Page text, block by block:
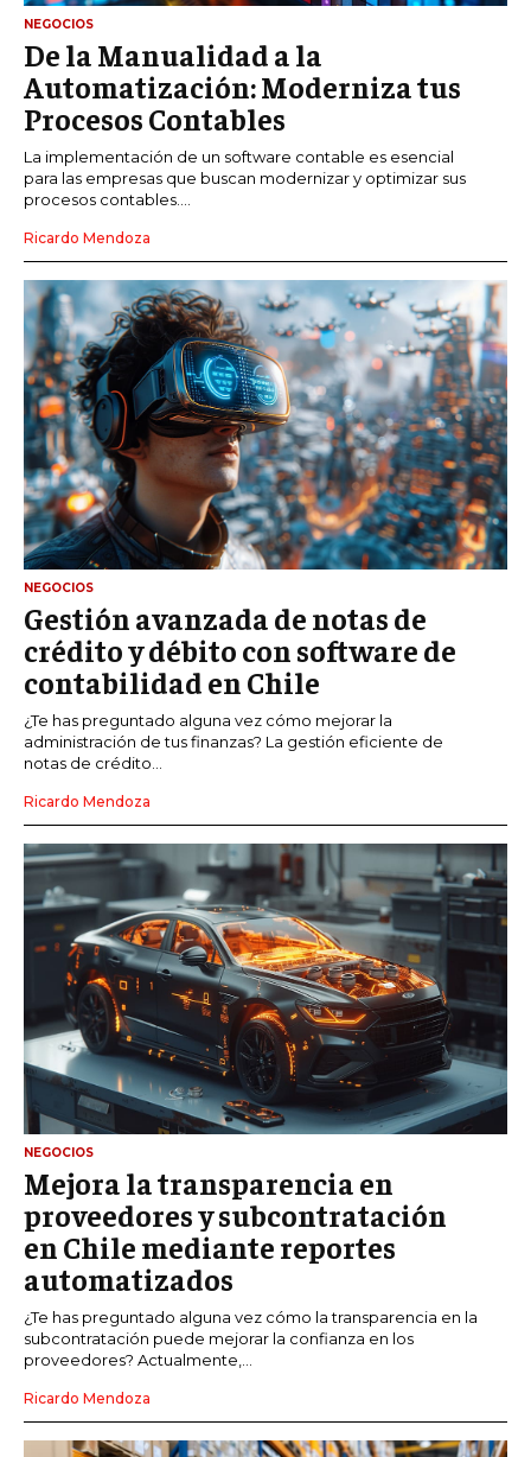
NEGOCIOS
De la Manualidad a la
Automatización: Moderniza tus
Procesos Contables
La implementación de un software contable es esencial
para las empresas que buscan modernizar y optimizar sus
procesos contables....
Ricardo Mendoza
NEGOCIOS
Gestión avanzada de notas de
crédito y débito con software de
contabilidad en Chile
¿Te has preguntado alguna vez cómo mejorar la
administración de tus finanzas? La gestión eficiente de
notas de crédito...
Ricardo Mendoza
NEGOCIOS
Mejora la transparencia en
proveedores y subcontratación
en Chile mediante reportes
automatizados
¿Te has preguntado alguna vez cómo la transparencia en la
subcontratación puede mejorar la confianza en los
proveedores? Actualmente,...
Ricardo Mendoza